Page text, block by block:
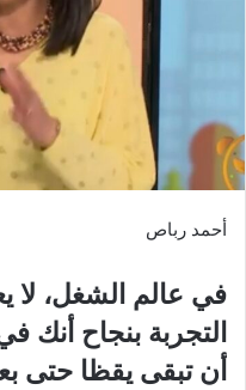
أحمد رباص
في عالم الشغل، لا
التجربة بنجاح
أن تبقى يقظا حتى